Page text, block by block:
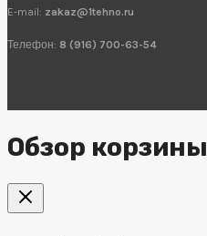
E-mail: zakaz@1tehno.ru
Телефон: 8 (916) 700-63-54
Обзор корзины